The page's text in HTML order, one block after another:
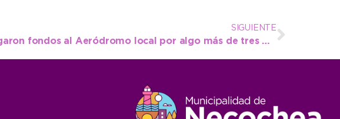
SIGUIENTE
Se entregaron fondos al Aeródromo local por algo más de tres millones de pesos